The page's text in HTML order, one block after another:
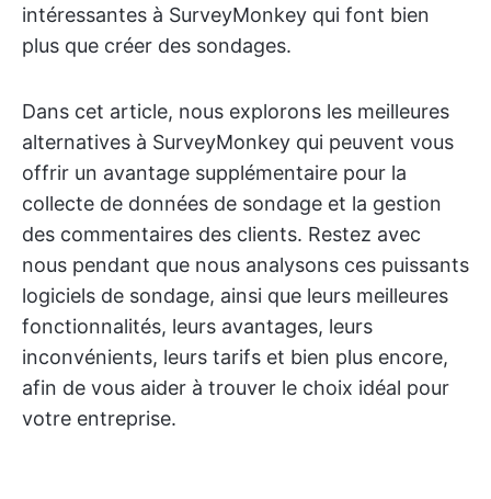
intéressantes à SurveyMonkey qui font bien
plus que créer des sondages.
Dans cet article, nous explorons les meilleures
alternatives à SurveyMonkey qui peuvent vous
offrir un avantage supplémentaire pour la
collecte de données de sondage et la gestion
des commentaires des clients. Restez avec
nous pendant que nous analysons ces puissants
logiciels de sondage, ainsi que leurs meilleures
fonctionnalités, leurs avantages, leurs
inconvénients, leurs tarifs et bien plus encore,
afin de vous aider à trouver le choix idéal pour
votre entreprise.